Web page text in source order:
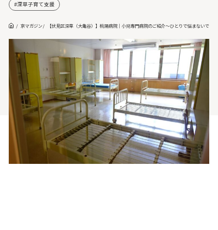
深草子育て支援
京マガジン 【伏見区深草（大亀谷）】桃陽病院｜小児専門病院のご紹介～ひとりで悩まないで～